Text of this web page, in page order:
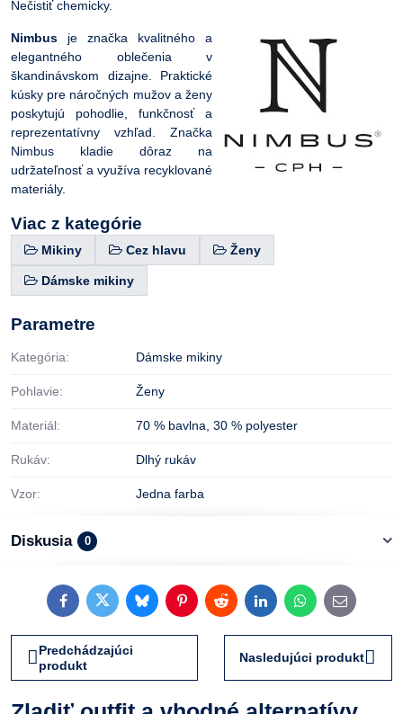
Nečistiť chemicky.
Nimbus je značka kvalitného a
elegantného oblečenia v
škandinávskom dizajne. Praktické
kúsky pre náročných mužov a ženy
poskytujú pohodlie, funkčnosť a
reprezentatívny vzhľad. Značka
Nimbus kladie dôraz na
udržateľnosť a využíva recyklované
materiály.
Viac z kategórie
Mikiny Cez hlavu Ženy
Dámske mikiny
Parametre
Kategória: Dámske mikiny
Pohlavie: Ženy
Materiál: 70 % bavlna 30 % polyester
Rukáv: Dlhý rukáv
Vzor: Jedna farba
Diskusia 0
FacebookTwitterBlueskyPinterestRedditLinkedInWhatsApp
E-
mail
Predchádzajúci
produkt
Nasledujúci produkt